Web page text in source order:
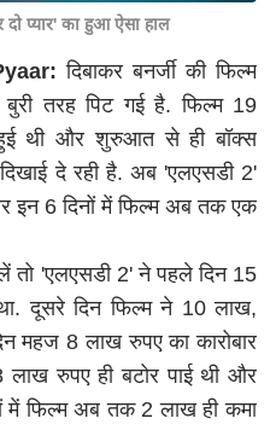
प्यार' का हुआ ऐसा हाल
दिबाकर बनर्जी की फिल्म
तरह पिट गई है. फिल्म 19
थी और शुरुआत से ही बॉक्स
दे रही है. अब 'एलएसडी 2'
इन 6 दिनों में फिल्म अब तक एक
तो 'एलएसडी 2' ने पहले दिन 15
दूसरे दिन फिल्म ने 10 लाख,
महज 8 लाख रुपए का कारोबार
लाख रुपए ही बटोर पाई थी और
फिल्म अब तक 2 लाख ही कमा